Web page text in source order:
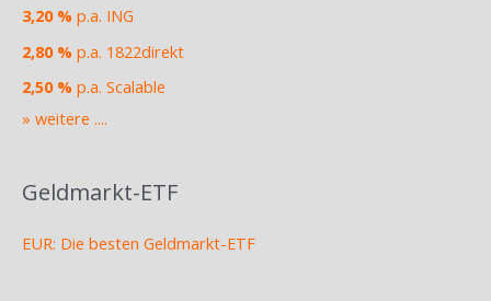
3,20 % p.a. ING
2,80 % p.a. 1822direkt
2,50 % p.a. Scalable
» weitere ....
Geldmarkt-ETF
EUR: Die besten Geldmarkt-ETF